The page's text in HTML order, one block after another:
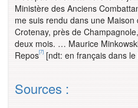
Ministère des Anciens
me suis rendu dans une
Crotenay, près de
deux mois. … Maurice
Repos[7] [ndt: en français dans le
Sources :